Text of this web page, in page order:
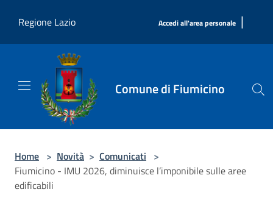
Regione Lazio
Accedi all'area personale |
Comune di Fiumicino
Home > Novità > Comunicati >
Fiumicino - IMU 2026, diminuisce l’imponibile sulle aree
edificabili